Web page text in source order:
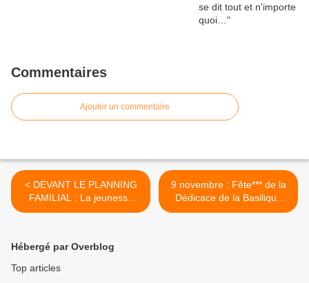
Commentaires
Ajouter un commentaire
< DEVANT LE PLANNING
FAMILIAL : La jeunesse
catholique contre
9 novembre : Fête*** de la
Dédicace de la Basilique
Saint-Jean du Latran : «
Hébergé par Overblog
Top articles